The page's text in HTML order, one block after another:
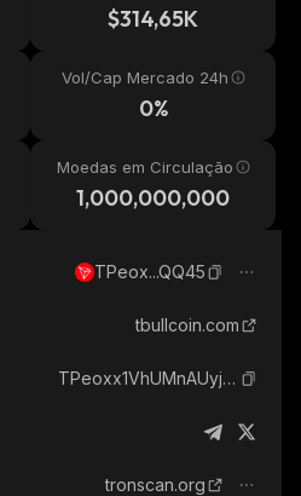
$314,65K
Vol/Cap Mercado 24h
0%
Moedas em Circulação
1,000,000,000
TPeox...QQ45
tbullcoin.com
TPeoxx1VhUMnAUyjwWfximDYFDQaxNQQ45_tron
tronscan.org